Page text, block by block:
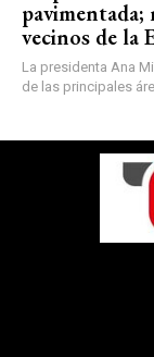
pavimentada;
vecinos de la
La presidenta Ana
de las principales